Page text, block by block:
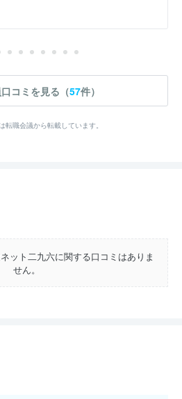
コミを見る（57件）
転職会議から転載しています。
ット二九六に関する口コミはありま
せん。